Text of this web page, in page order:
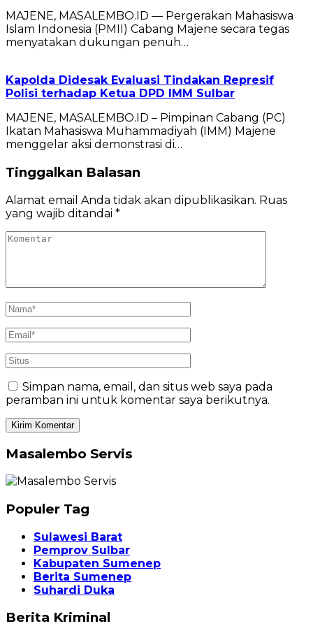
MAJENE, MASALEMBO.ID — Pergerakan Mahasiswa
Islam Indonesia (PMII) Cabang Majene secara tegas
menyatakan dukungan penuh…
Kapolda Didesak Evaluasi Tindakan Represif
Polisi terhadap Ketua DPD IMM Sulbar
‎‎MAJENE, MASALEMBO.ID – Pimpinan Cabang (PC)
Ikatan Mahasiswa Muhammadiyah (IMM) Majene
menggelar aksi demonstrasi di…
Tinggalkan Balasan
Alamat email Anda tidak akan dipublikasikan. Ruas
yang wajib ditandai *
Simpan nama, email, dan situs web saya pada
peramban ini untuk komentar saya berikutnya.
Masalembo Servis
Populer Tag
Sulawesi Barat
Pemprov Sulbar
Kabupaten Sumenep
Berita Sumenep
Suhardi Duka
Berita Kriminal